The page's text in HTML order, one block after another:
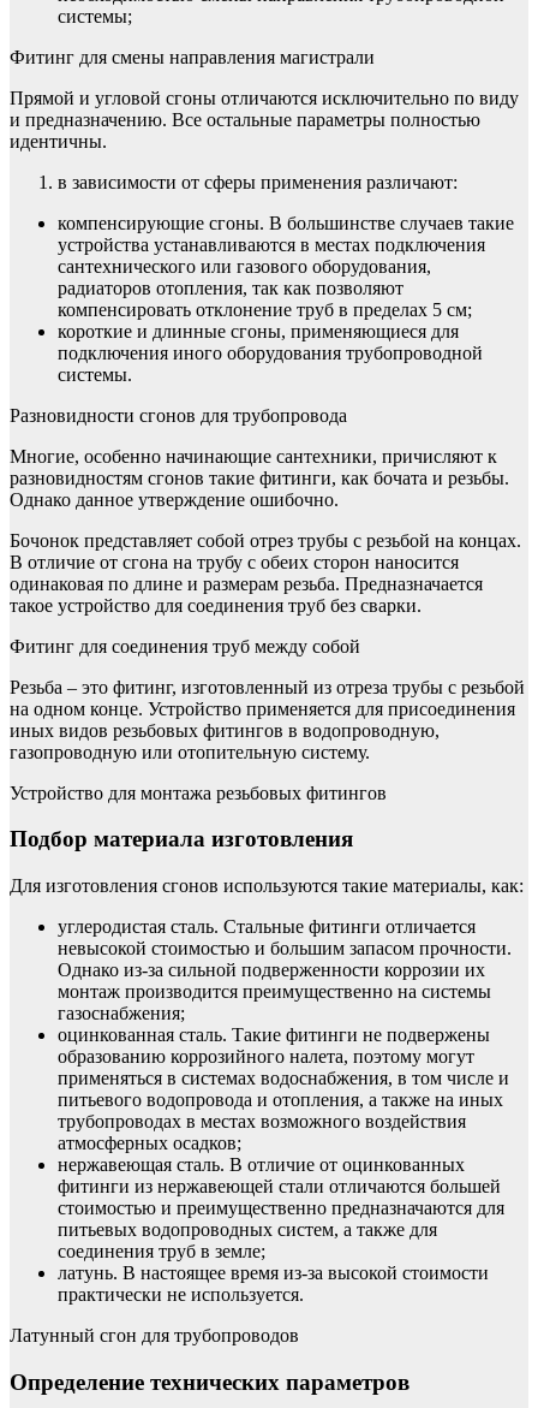
системы;
Фитинг для смены направления магистрали
Прямой и угловой сгоны отличаются исключительно по виду
и предназначению. Все остальные параметры полностью
идентичны.
в зависимости от сферы применения различают:
компенсирующие сгоны. В большинстве случаев такие
устройства устанавливаются в местах подключения
сантехнического или газового оборудования,
радиаторов отопления, так как позволяют
компенсировать отклонение труб в пределах 5 см;
короткие и длинные сгоны, применяющиеся для
подключения иного оборудования трубопроводной
системы.
Разновидности сгонов для трубопровода
Многие, особенно начинающие сантехники, причисляют к
разновидностям сгонов такие фитинги, как бочата и резьбы.
Однако данное утверждение ошибочно.
Бочонок представляет собой отрез трубы с резьбой на концах.
В отличие от сгона на трубу с обеих сторон наносится
одинаковая по длине и размерам резьба. Предназначается
такое устройство для соединения труб без сварки.
Фитинг для соединения труб между собой
Резьба – это фитинг, изготовленный из отреза трубы с резьбой
на одном конце. Устройство применяется для присоединения
иных видов резьбовых фитингов в водопроводную,
газопроводную или отопительную систему.
Устройство для монтажа резьбовых фитингов
Подбор материала изготовления
Для изготовления сгонов используются такие материалы, как:
углеродистая сталь. Стальные фитинги отличается
невысокой стоимостью и большим запасом прочности.
Однако из-за сильной подверженности коррозии их
монтаж производится преимущественно на системы
газоснабжения;
оцинкованная сталь. Такие фитинги не подвержены
образованию коррозийного налета, поэтому могут
применяться в системах водоснабжения, в том числе и
питьевого водопровода и отопления, а также на иных
трубопроводах в местах возможного воздействия
атмосферных осадков;
нержавеющая сталь. В отличие от оцинкованных
фитинги из нержавеющей стали отличаются большей
стоимостью и преимущественно предназначаются для
питьевых водопроводных систем, а также для
соединения труб в земле;
латунь. В настоящее время из-за высокой стоимости
практически не используется.
Латунный сгон для трубопроводов
Определение технических параметров